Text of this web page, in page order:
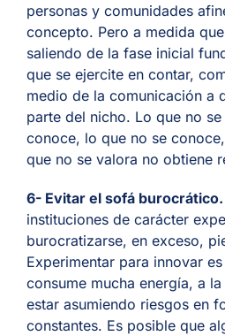
personas y comunidades
concepto. Pero a medida
saliendo de la fase inicial
que se ejercite en contar,
medio de la comunicación a
parte del nicho. Lo que no
conoce, lo que no se
que no se valora no obtiene
6- Evitar el sofá burocrático.
instituciones de carácter
burocratizarse, en exceso,
Experimentar para innovar
consume mucha energía, a
estar asumiendo riesgos en
constantes. Es posible que